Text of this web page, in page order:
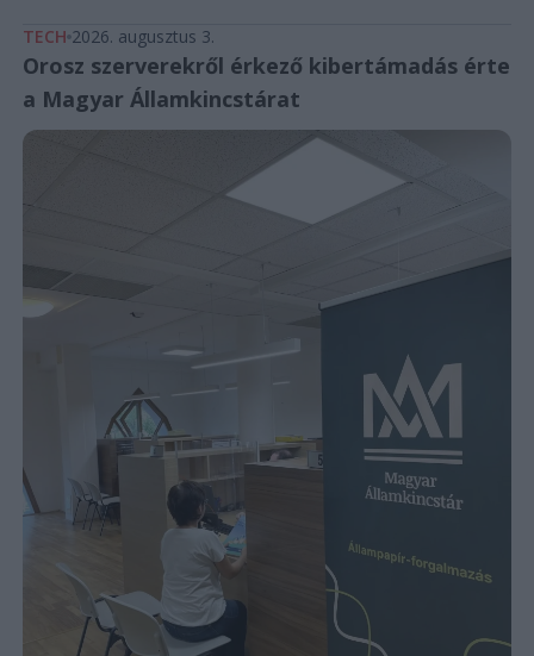
TECH 2026. augusztus 3.
Orosz szerverekről érkező kibertámadás érte
a Magyar Államkincstárat